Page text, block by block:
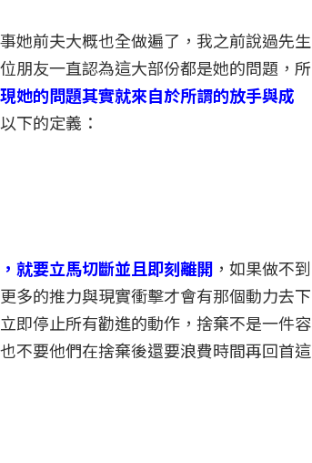
她前夫大概也全做遍了，我之前說過先生
朋友一直認為這大部份都是她的問題，所
她的問題其實就來自於所謂的放手與成
下的定義：
就要立馬切斷並且即刻離開 ，如果做不到
多的推力與現實衝擊才會有那個動力去下
即停止所有勸進的動作，捨棄不是一件容
不要他們在捨棄後還要浪費時間再回首這